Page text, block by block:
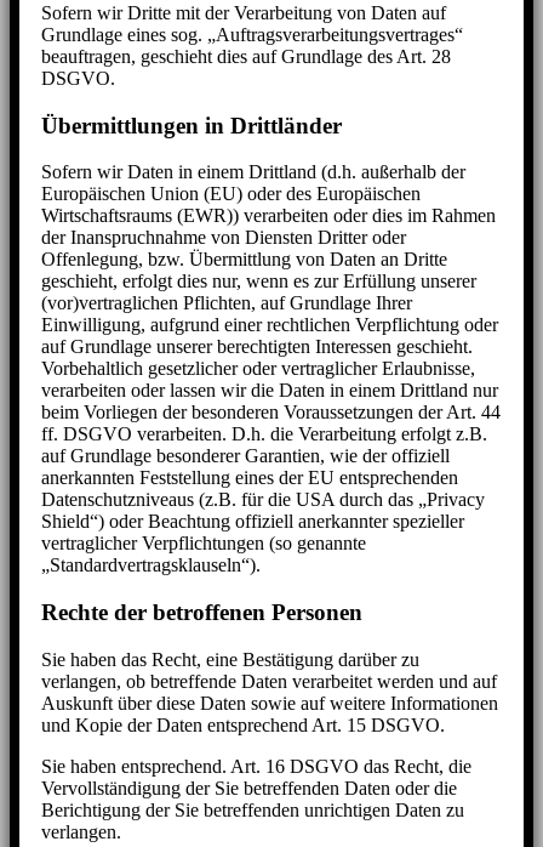
Sofern wir Dritte mit der Verarbeitung von Daten auf
Grundlage eines sog. „Auftragsverarbeitungsvertrages“
beauftragen, geschieht dies auf Grundlage des Art. 28
DSGVO.
Übermittlungen in Drittländer
Sofern wir Daten in einem Drittland (d.h. außerhalb der
Europäischen Union (EU) oder des Europäischen
Wirtschaftsraums (EWR)) verarbeiten oder dies im Rahmen
der Inanspruchnahme von Diensten Dritter oder
Offenlegung, bzw. Übermittlung von Daten an Dritte
geschieht, erfolgt dies nur, wenn es zur Erfüllung unserer
(vor)vertraglichen Pflichten, auf Grundlage Ihrer
Einwilligung, aufgrund einer rechtlichen Verpflichtung oder
auf Grundlage unserer berechtigten Interessen geschieht.
Vorbehaltlich gesetzlicher oder vertraglicher Erlaubnisse,
verarbeiten oder lassen wir die Daten in einem Drittland nur
beim Vorliegen der besonderen Voraussetzungen der Art. 44
ff. DSGVO verarbeiten. D.h. die Verarbeitung erfolgt z.B.
auf Grundlage besonderer Garantien, wie der offiziell
anerkannten Feststellung eines der EU entsprechenden
Datenschutzniveaus (z.B. für die USA durch das „Privacy
Shield“) oder Beachtung offiziell anerkannter spezieller
vertraglicher Verpflichtungen (so genannte
„Standardvertragsklauseln“).
Rechte der betroffenen Personen
Sie haben das Recht, eine Bestätigung darüber zu
verlangen, ob betreffende Daten verarbeitet werden und auf
Auskunft über diese Daten sowie auf weitere Informationen
und Kopie der Daten entsprechend Art. 15 DSGVO.
Sie haben entsprechend. Art. 16 DSGVO das Recht, die
Vervollständigung der Sie betreffenden Daten oder die
Berichtigung der Sie betreffenden unrichtigen Daten zu
verlangen.